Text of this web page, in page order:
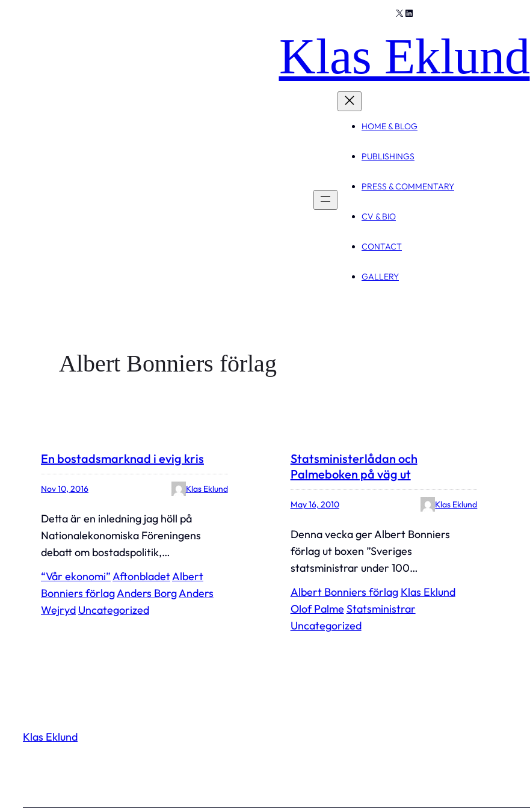
X LinkedIn
Klas Eklund
HOME & BLOG
PUBLISHINGS
PRESS & COMMENTARY
CV & BIO
CONTACT
GALLERY
Albert Bonniers förlag
En bostadsmarknad i evig kris
Nov 10, 2016 Klas Eklund
Detta är en inledning jag höll på
Nationalekonomiska Föreningens
debatt om bostadspolitik,…
“Vår ekonomi”AftonbladetAlbert
Bonniers förlagAnders BorgAnders
Wejryd Uncategorized
Statsministerlådan och
Palmeboken på väg ut
May 16, 2010 Klas Eklund
Denna vecka ger Albert Bonniers
förlag ut boxen ”Sveriges
statsministrar under 100…
Albert Bonniers förlag Klas Eklund
Olof Palme Statsministrar
Uncategorized
Klas Eklund